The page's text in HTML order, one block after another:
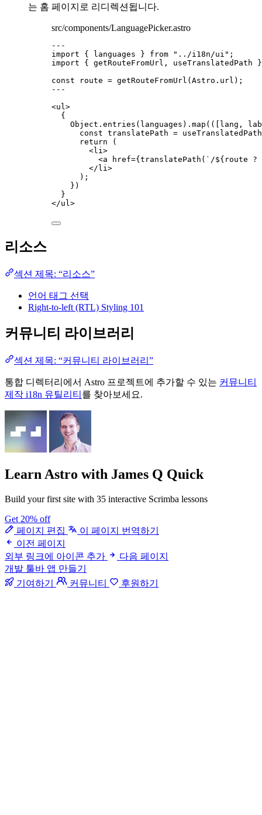
는 홈 페이지로 리디렉션됩니다.
src/components/LanguagePicker.astro
---
import { languages } from " ../i18n/ui " ;
import { getRouteFromUrl, useTranslatedPath
const
route = getRouteFromUrl (Astro . url );
---
<ul >
{
Object . entries (languages) . map ( ( [ lang ,
const translatePath = useTranslatedPath
return (
<li >
<a href={translatePath ( ` /${ route
?
</li >
);
})
}
</ul >
리소스
섹션 제목: “리소스”
언어 태그 선택
Right-to-left (RTL) Styling 101
커뮤니티 라이브러리
섹션 제목: “커뮤니티 라이브러리”
통합 디렉터리에서 Astro 프로젝트에 추가할 수 있는 커뮤니티
제작 i18n 유틸리티 를 찾아보세요.
Learn Astro with James Q Quick
Build your first site with 35 interactive Scrimba lessons
Get 20% off
페이지 편집
이 페이지 번역하기
이전 페이지
외부 링크에 아이콘 추가
다음 페이지
개발 툴바 앱 만들기
기여하기
커뮤니티 후원하기